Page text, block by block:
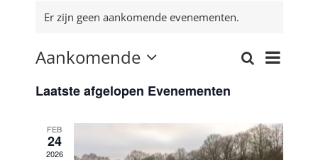
Er zijn geen aankomende evenementen.
Evenementen
weergeven
navigatie
Zoeken
Lijst
Aankomende
een
Laatste afgelopen Evenementen
FEB
24
2026